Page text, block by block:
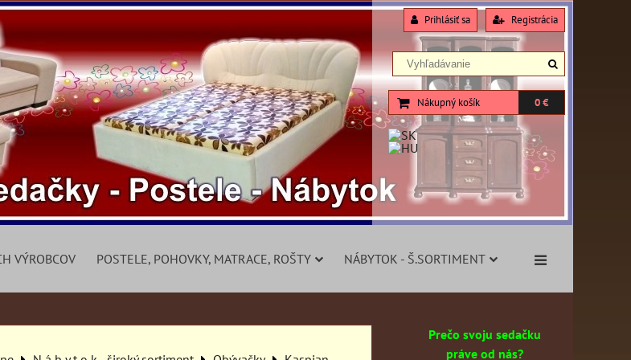
Prihlásiť sa Registrácia
Nákupný košík 0 €
VÝROBCOV POSTELE, POHOVKY, MATRACE, ROŠTY NÁBYTOK - Š.SORTIMENT
Prečo svoju sedačku
práve od nás?